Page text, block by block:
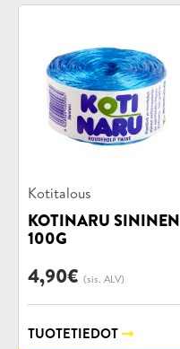
Tuotekategoriat:
Kotitalous
KOTINARU SININEN
100G
4,90€ (sis. ALV)
TUOTETIEDOT